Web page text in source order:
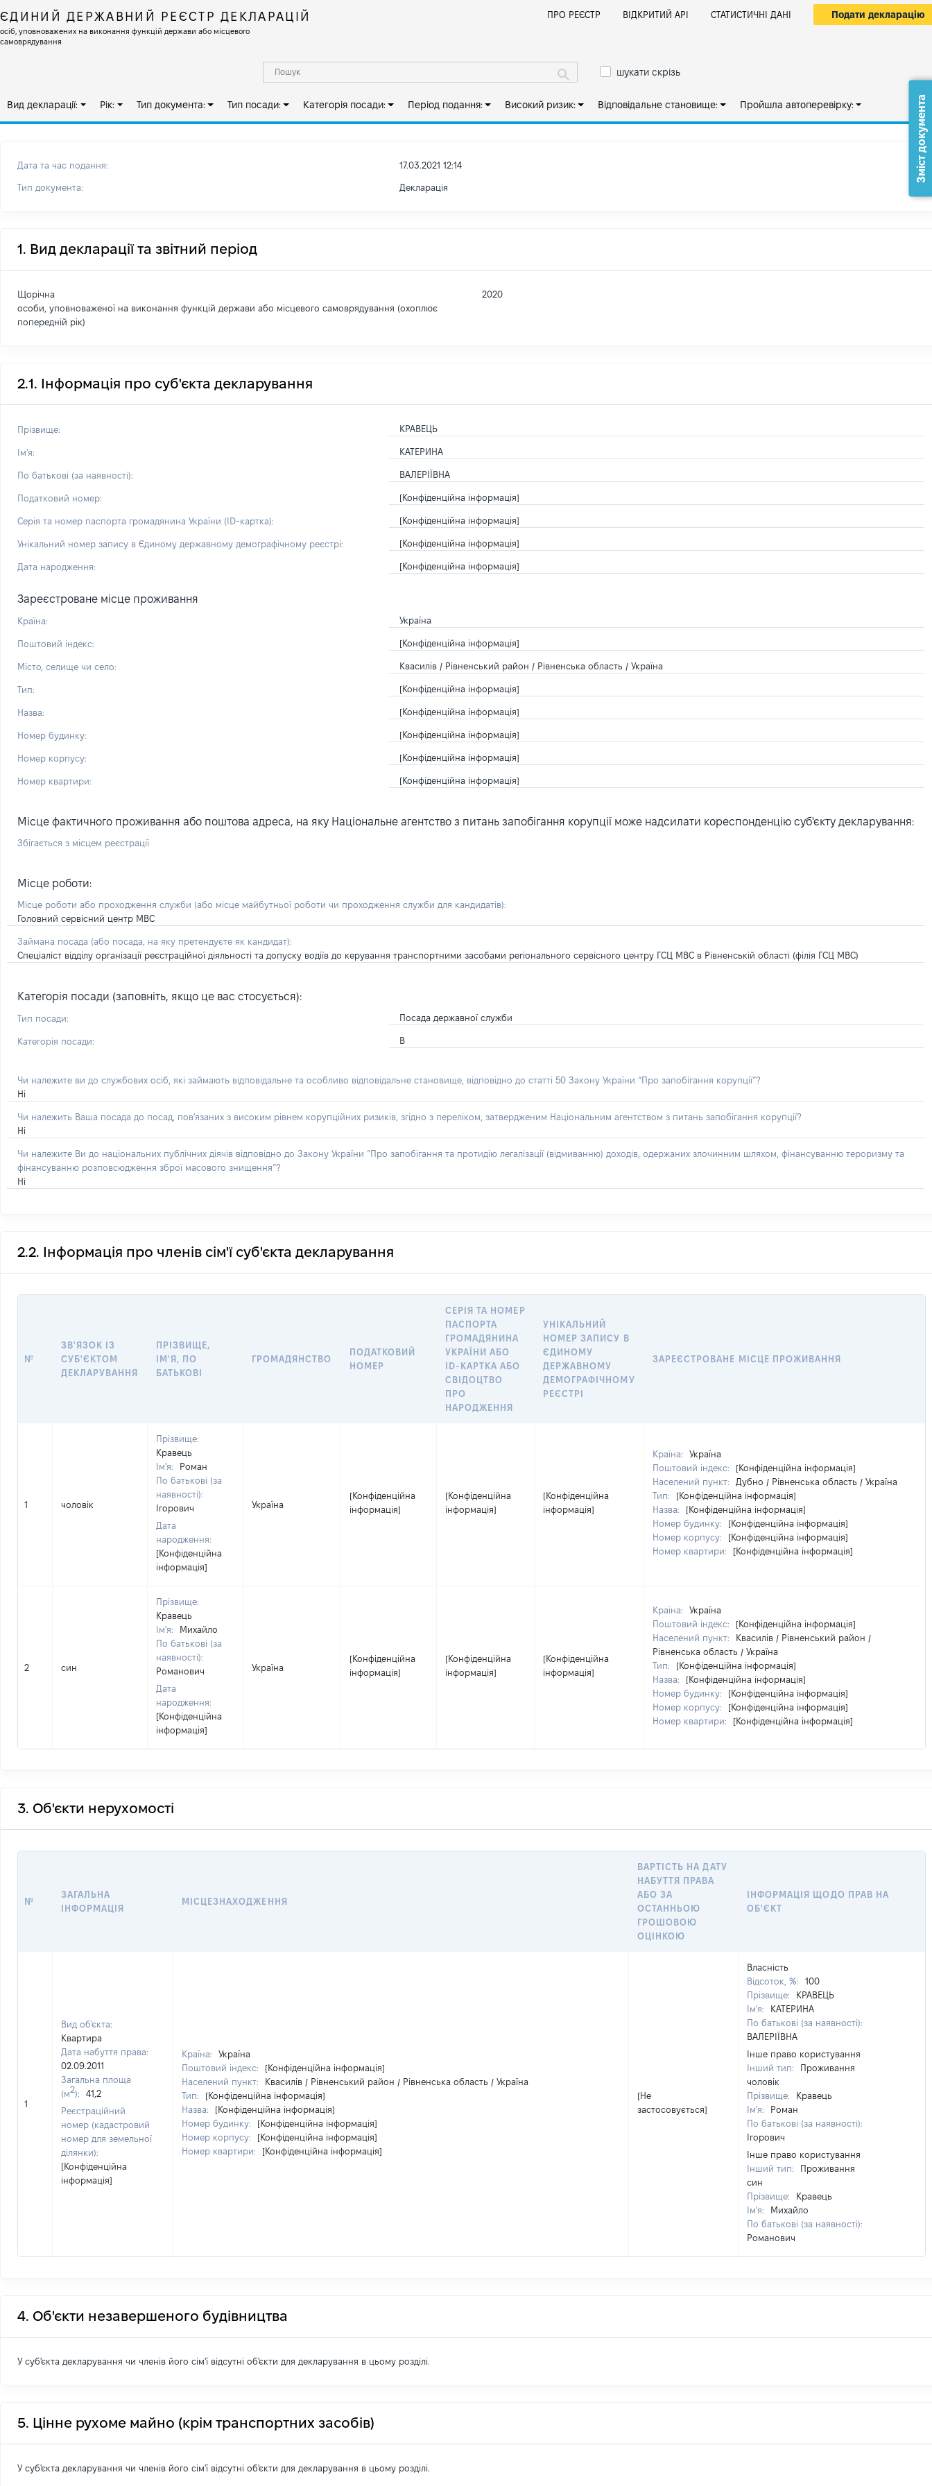
ЄДИНИЙ ДЕРЖАВНИЙ РЕЄСТР ДЕКЛАРАЦІЙ
осіб, уповноважених на виконання функцій держави або місцевого
самоврядування
ПРО РЕЄСТР ВІДКРИТИЙ АРІ СТАТИСТИЧНІ ДАНІ Подати декларацію
шукати скрізь
Вид декларації: Рік: Тип документа: Тип посади: Категорія посади: Період подання: Високий ризик: Відповідальне становище: Пройшла автоперевірку:
Дата та час подання: 17.03.2021 12:14
Тип документа: Декларація
1. Вид декларації та звітний період
Щорічна
особи, уповноваженої на виконання функцій держави або місцевого самоврядування (охоплює
попередній рік)
2020
2.1. Інформація про суб'єкта декларування
Прізвище: КРАВЕЦЬ
Ім'я: КАТЕРИНА
По батькові (за наявності): ВАЛЕРІЇВНА
Податковий номер: [Конфіденційна інформація]
Серія та номер паспорта громадянина України (ID-картка): [Конфіденційна інформація]
Унікальний номер запису в Єдиному державному демографічному реєстрі: [Конфіденційна інформація]
Дата народження: [Конфіденційна інформація]
Зареєстроване місце проживання
Країна: Україна
Поштовий індекс: [Конфіденційна інформація]
Місто, селище чи село: Квасилів / Рівненський район / Рівненська область / Україна
Тип: [Конфіденційна інформація]
Назва: [Конфіденційна інформація]
Номер будинку: [Конфіденційна інформація]
Номер корпусу: [Конфіденційна інформація]
Номер квартири: [Конфіденційна інформація]
Місце фактичного проживання або поштова адреса, на яку Національне агентство з питань запобігання корупції може надсилати кореспонденцію суб'єкту декларування:
Збігається з місцем реєстрації
Місце роботи:
Місце роботи або проходження служби (або місце майбутньої роботи чи проходження служби для кандидатів):
Головний сервісний центр МВС
Займана посада (або посада, на яку претендуєте як кандидат):
Спеціаліст відділу організації реєстраційної діяльності та допуску водіїв до керування транспортними засобами регіонального сервісного центру ГСЦ МВС в Рівненській області (філія ГСЦ МВС)
Категорія посади (заповніть, якщо це вас стосується):
Тип посади: Посада державної служби
Категорія посади: В
Чи належите ви до службових осіб, які займають відповідальне та особливо відповідальне становище, відповідно до статті 50 Закону України “Про запобігання корупції”?
Ні
Чи належить Ваша посада до посад, пов'язаних з високим рівнем корупційних ризиків, згідно з переліком, затвердженим Національним агентством з питань запобігання корупції?
Ні
Чи належите Ви до національних публічних діячів відповідно до Закону України “Про запобігання та протидію легалізації (відмиванню) доходів, одержаних злочинним шляхом, фінансуванню тероризму та
фінансуванню розповсюдження зброї масового знищення”?
Ні
2.2. Інформація про членів сім'ї суб'єкта декларування
№
ЗВ'ЯЗОК ІЗ
СУБ'ЄКТОМ
ДЕКЛАРУВАННЯ
ПРІЗВИЩЕ,
ІМ'Я, ПО
БАТЬКОВІ
ГРОМАДЯНСТВО
ПОДАТКОВИЙ
НОМЕР
СЕРІЯ ТА НОМЕР
ПАСПОРТА
ГРОМАДЯНИНА
УКРАЇНИ АБО
ID-КАРТКА АБО
СВІДОЦТВО
ПРО
НАРОДЖЕННЯ
УНІКАЛЬНИЙ
НОМЕР ЗАПИСУ В
ЄДИНОМУ
ДЕРЖАВНОМУ
ДЕМОГРАФІЧНОМУ
РЕЄСТРІ
ЗАРЕЄСТРОВАНЕ МІСЦЕ ПРОЖИВАННЯ
1 чоловік
Прізвище:
Кравець
Ім'я:
Роман
По батькові (за
наявності):
Ігорович
Дата
народження:
[Конфіденційна
інформація]
Україна
[Конфіденційна
інформація]
[Конфіденційна
інформація]
[Конфіденційна
інформація]
Країна:
Україна
Поштовий індекс:
[Конфіденційна інформація]
Населений пункт:
Дубно / Рівненська область / Україна
Тип:
[Конфіденційна інформація]
Назва:
[Конфіденційна інформація]
Номер будинку:
[Конфіденційна інформація]
Номер корпусу:
[Конфіденційна інформація]
Номер квартири:
[Конфіденційна інформація]
2 син
Прізвище:
Кравець
Ім'я:
Михайло
По батькові (за
наявності):
Романович
Дата
народження:
[Конфіденційна
інформація]
Україна
[Конфіденційна
інформація]
[Конфіденційна
інформація]
[Конфіденційна
інформація]
Країна:
Україна
Поштовий індекс:
[Конфіденційна інформація]
Населений пункт:
Квасилів / Рівненський район /
Рівненська область / Україна
Тип:
[Конфіденційна інформація]
Назва:
[Конфіденційна інформація]
Номер будинку:
[Конфіденційна інформація]
Номер корпусу:
[Конфіденційна інформація]
Номер квартири:
[Конфіденційна інформація]
3. Об'єкти нерухомості
№
ЗАГАЛЬНА
ІНФОРМАЦІЯ
МІСЦЕЗНАХОДЖЕННЯ
ВАРТІСТЬ НА ДАТУ
НАБУТТЯ ПРАВА
АБО ЗА
ОСТАННЬОЮ
ГРОШОВОЮ
ОЦІНКОЮ
ІНФОРМАЦІЯ ЩОДО ПРАВ НА
ОБ'ЄКТ
1
Вид об'єкта:
Квартира
Дата набуття права:
02.09.2011
Загальна площа
(м2):
41,2
Реєстраційний
номер (кадастровий
номер для земельної
ділянки):
[Конфіденційна
інформація]
Країна:
Україна
Поштовий індекс:
[Конфіденційна інформація]
Населений пункт:
Квасилів / Рівненський район / Рівненська область / Україна
Тип:
[Конфіденційна інформація]
Назва:
[Конфіденційна інформація]
Номер будинку:
[Конфіденційна інформація]
Номер корпусу:
[Конфіденційна інформація]
Номер квартири:
[Конфіденційна інформація]
[Не
застосовується]
Власність
Відсоток, %:
100
Прізвище:
КРАВЕЦЬ
Ім'я:
КАТЕРИНА
По батькові (за наявності):
ВАЛЕРІЇВНА
Інше право користування
Інший тип:
Проживання
чоловік
Прізвище:
Кравець
Ім'я:
Роман
По батькові (за наявності):
Ігорович
Інше право користування
Інший тип:
Проживання
син
Прізвище:
Кравець
Ім'я:
Михайло
По батькові (за наявності):
Романович
4. Об'єкти незавершеного будівництва
У суб'єкта декларування чи членів його сім'ї відсутні об'єкти для декларування в цьому розділі.
5. Цінне рухоме майно (крім транспортних засобів)
У суб'єкта декларування чи членів його сім'ї відсутні об'єкти для декларування в цьому розділі.
Зміст документа